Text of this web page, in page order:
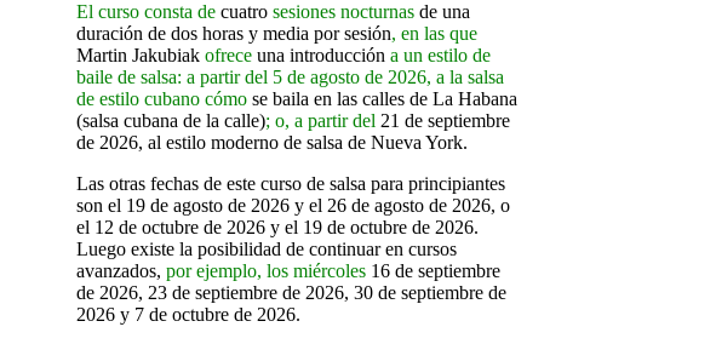
El curso consta decuatro sesiones nocturnasde una
duración de dos horas y media por sesión, en las que
Martin Jakubiak ofreceuna introducción a un estilo de
baile de salsa: a partir del 5 de agosto de 2026, a la salsa
de estilo cubano cómose baila en las calles de La Habana
(salsa cubana de la calle); o, a partir del 21 de septiembre
de 2026, al estilo moderno de salsa de Nueva York.
Las otras fechas de este curso de salsa para principiantes
son el 19 de agosto de 2026 y el 26 de agosto de 2026, o
el 12 de octubre de 2026 y el 19 de octubre de 2026.
Luego existe la posibilidad de continuar en cursos
avanzados, por ejemplo, los miércoles16 de septiembre
de 2026, 23 de septiembre de 2026, 30 de septiembre de
2026 y 7 de octubre de 2026.